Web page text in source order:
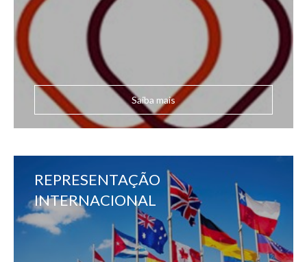
Saiba mais
REPRESENTAÇÃO
INTERNACIONAL